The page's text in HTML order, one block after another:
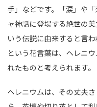
手」などです。「涙」や
ャ神話に登場する絶世の
いう伝説に由来すると言
という花言葉は、ヘレニ
れたものと考えられます。
ヘレニウムは、その丈夫